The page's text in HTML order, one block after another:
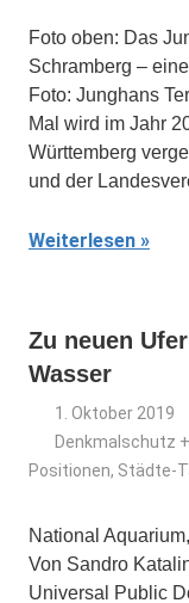
Foto oben: Das
Schramberg –
Foto: Junghans
Mal wird im Jahr
Württemberg
und der
Weiterlesen
Zu neuen
Wasser
1. Oktober 2019
Denkmalschutz
Positionen, Städte-
National
Von Sandro
Universal Public